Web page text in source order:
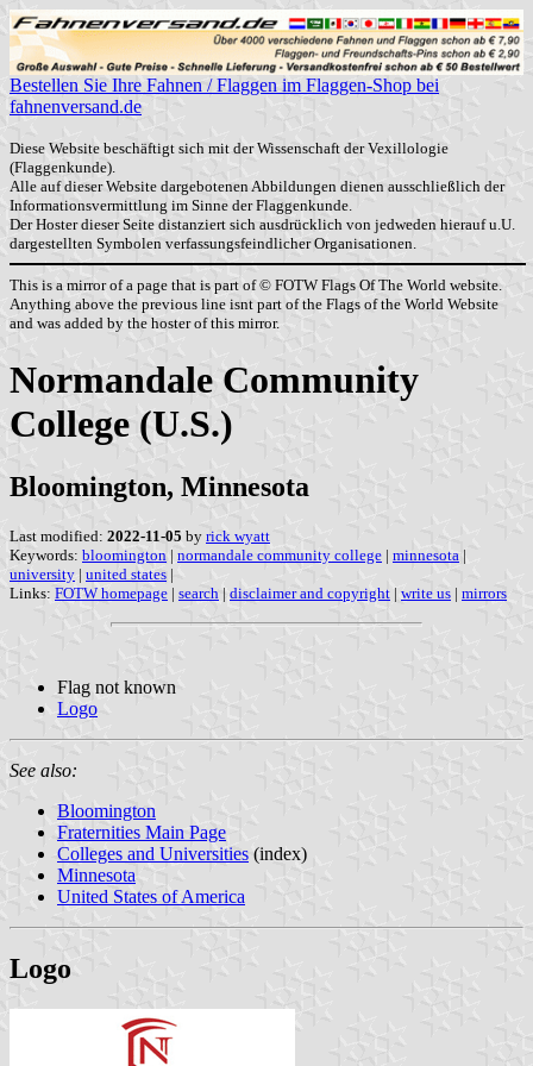
Bestellen Sie Ihre Fahnen / Flaggen im Flaggen-Shop bei
fahnenversand.de
Diese Website beschäftigt sich mit der Wissenschaft der Vexillologie
(Flaggenkunde).
Alle auf dieser Website dargebotenen Abbildungen dienen ausschließlich der
Informationsvermittlung im Sinne der Flaggenkunde.
Der Hoster dieser Seite distanziert sich ausdrücklich von jedweden hierauf u.U.
dargestellten Symbolen verfassungsfeindlicher Organisationen.
This is a mirror of a page that is part of © FOTW Flags Of The World website.
Anything above the previous line isnt part of the Flags of the World Website
and was added by the hoster of this mirror.
Normandale Community
College (U.S.)
Bloomington, Minnesota
Last modified: 2022-11-05 by rick wyatt
Keywords: bloomington | normandale community college | minnesota |
university | united states |
Links: FOTW homepage | search | disclaimer and copyright | write us | mirrors
Flag not known
Logo
See also:
Bloomington
Fraternities Main Page
Colleges and Universities (index)
Minnesota
United States of America
Logo